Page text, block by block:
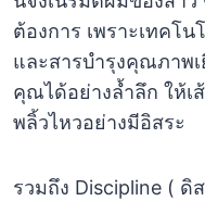
ต้องการ เพราะเทคโ
และสารบำรุงคุณภาพ
คุณได้อย่างล้ำลึก ให้เ
พลิ้วไหวอย่างมีอิสระ
รวมถึง Discipline ( ดิ